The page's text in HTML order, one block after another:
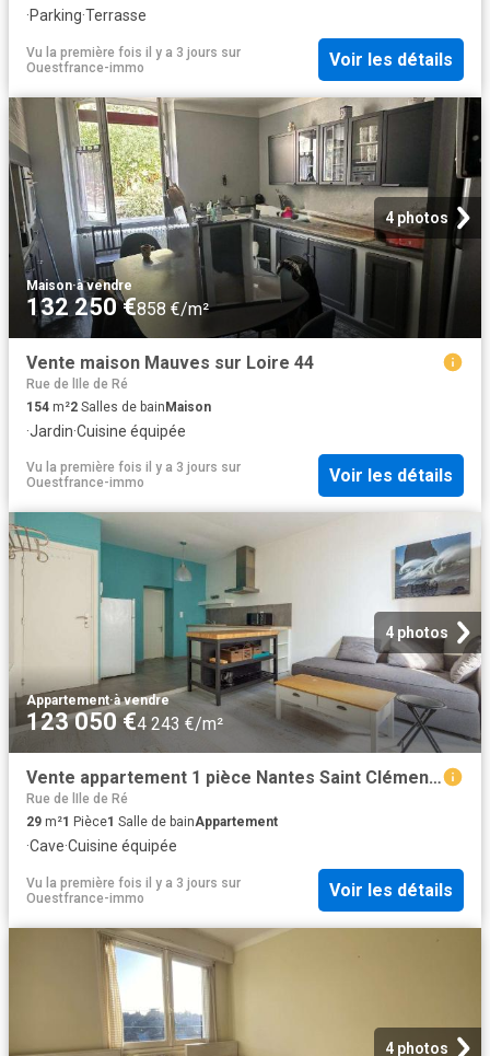
·Parking·Terrasse
Vu la première fois il y a 3 jours sur
Ouestfrance-immo
Voir les détails
4 photos
Maison·à vendre
132 250 €858 €/m²
Vente maison Mauves sur Loire 44
Rue de lIle de Ré
154 m²2 Salles de bainMaison
·Jardin·Cuisine équipée
Vu la première fois il y a 3 jours sur
Ouestfrance-immo
Voir les détails
4 photos
Appartement·à vendre
123 050 €4 243 €/m²
Vente appartement 1 pièce Nantes Saint Clément Jardin des plantes 44
Rue de lIle de Ré
29 m²1 Pièce1 Salle de bainAppartement
·Cave·Cuisine équipée
Vu la première fois il y a 3 jours sur
Ouestfrance-immo
Voir les détails
4 photos